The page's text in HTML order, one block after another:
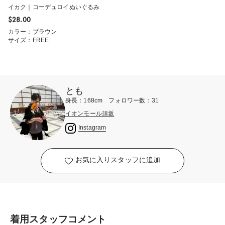
イカク｜コーデュロイぬいぐるみ
$‌28.00
カラー：ブラウン
サイズ：FREE
とも
身長：168cm フォロワー数：31
イオンモール須坂
Instagram
お気に入りスタッフに追加
着用スタッフコメント